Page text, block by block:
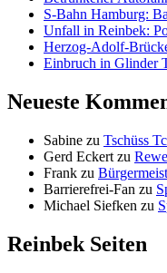
S-Bahn Hamburg:
Unfall in Reinbek:
Herzog-Adolf-
Einbruch in Glinder
Neueste
Sabine zu Tschüss
Gerd Eckert zu
Frank zu
Barrierefrei-Fan zu
Michael Siefken zu
Reinbek Seiten